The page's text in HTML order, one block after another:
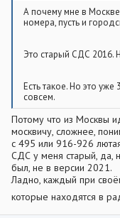
А почему мне в Москве
номера, пусть и
Это старый СДС 2016.
Есть такое. Но это
совсем.
Потому что из Москвы
москвичу, сложнее,
с 495 или 916-926
СДС у меня старый, да,
был, не в версии 2021.
Ладно, каждый при
которые находятся в